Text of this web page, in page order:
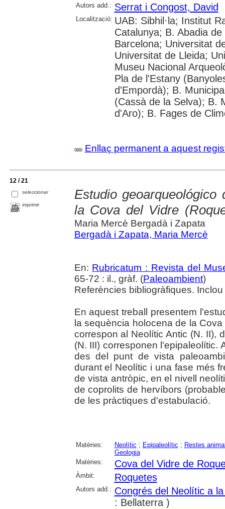
Autors add.: Serrat i Congost, David
Localització: UAB: Sibhil·la; Institut
Catalunya; B. Abadia
Barcelona; Universitat
Universitat de Lleida;
Museu Nacional
Pla de l'Estany
d'Empordà); B.
(Cassà de la Selva); B.
d'Aro); B. Fages de
Enllaç permanent a aquest
12 / 21
seleccionar
imprimir
Estudio
la Cova del Vidre
Maria Mercè Bergadà i Zapata
Bergadà i Zapata, Maria Mercè
En: Rubricatum : Revista del
65-72 : il., gràf. (Paleoambient)
Referències bibliogràfiques.
En aquest treball presentem
la sequència holocena de la
correspon al Neolític Antic (N. II),
(N. III) corresponen l'epipaleolític.
des del punt de vista
durant el Neolític i una fase més
de vista antròpic, en el nivell
de coprolits de hervíbors
de les pràctiques d'estabulació.
Matèries: Neolític ; Epipaleolític ; Restes
Geologia
Matèries:
Cova del Vidre de
Àmbit: Roquetes
Autors add.: Congrés del Neolític a
: Bellaterra )